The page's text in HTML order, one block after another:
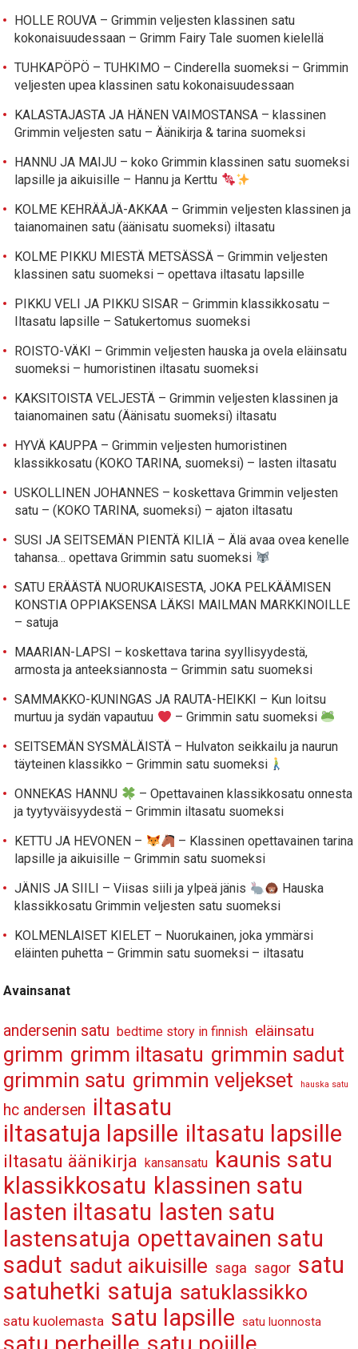
HOLLE ROUVA – Grimmin veljesten klassinen satu
kokonaisuudessaan – Grimm Fairy Tale suomen kielellä
TUHKAPÖPÖ – TUHKIMO – Cinderella suomeksi – Grimmin
veljesten upea klassinen satu kokonaisuudessaan
KALASTAJASTA JA HÄNEN VAIMOSTANSA – klassinen
Grimmin veljesten satu – Äänikirja & tarina suomeksi
HANNU JA MAIJU – koko Grimmin klassinen satu suomeksi
lapsille ja aikuisille – Hannu ja Kerttu
KOLME KEHRÄÄJÄ-AKKAA – Grimmin veljesten klassinen ja
taianomainen satu (äänisatu suomeksi) iltasatu
KOLME PIKKU MIESTÄ METSÄSSÄ – Grimmin veljesten
klassinen satu suomeksi – opettava iltasatu lapsille
PIKKU VELI JA PIKKU SISAR – Grimmin klassikkosatu –
Iltasatu lapsille – Satukertomus suomeksi
ROISTO-VÄKI – Grimmin veljesten hauska ja ovela eläinsatu
suomeksi – humoristinen iltasatu suomeksi
KAKSITOISTA VELJESTÄ – Grimmin veljesten klassinen ja
taianomainen satu (Äänisatu suomeksi) iltasatu
HYVÄ KAUPPA – Grimmin veljesten humoristinen
klassikkosatu (KOKO TARINA, suomeksi) – lasten iltasatu
USKOLLINEN JOHANNES – koskettava Grimmin veljesten
satu – (KOKO TARINA, suomeksi) – ajaton iltasatu
SUSI JA SEITSEMÄN PIENTÄ KILIÄ – Älä avaa ovea kenelle
tahansa… opettava Grimmin satu suomeksi
SATU ERÄÄSTÄ NUORUKAISESTA, JOKA PELKÄÄMISEN
KONSTIA OPPIAKSENSA LÄKSI MAILMAN MARKKINOILLE
– satuja
MAARIAN-LAPSI – koskettava tarina syyllisyydestä,
armosta ja anteeksiannosta – Grimmin satu suomeksi
SAMMAKKO-KUNINGAS JA RAUTA-HEIKKI – Kun loitsu
murtuu ja sydän vapautuu
– Grimmin satu suomeksi
SEITSEMÄN SYSMÄLÄISTÄ – Hulvaton seikkailu ja naurun
täyteinen klassikko – Grimmin satu suomeksi
ONNEKAS HANNU
– Opettavainen klassikkosatu onnesta
ja tyytyväisyydestä – Grimmin iltasatu suomeksi
KETTU JA HEVONEN –
– Klassinen opettavainen tarina
lapsille ja aikuisille – Grimmin satu suomeksi
JÄNIS JA SIILI – Viisas siili ja ylpeä jänis
Hauska
klassikkosatu Grimmin veljesten satu suomeksi
KOLMENLAISET KIELET – Nuorukainen, joka ymmärsi
eläinten puhetta – Grimmin satu suomeksi – iltasatu
Avainsanat
andersenin satu bedtime story in finnish eläinsatu
grimm grimm iltasatu grimmin sadut
grimmin satu grimmin veljekset hauska satu
hc andersen iltasatu
iltasatuja lapsille iltasatu lapsille
iltasatu äänikirja kansansatu kaunis satu
klassikkosatu klassinen satu
lasten iltasatu lasten satu
lastensatuja opettavainen satu
sadut sadut aikuisille saga sagor satu
satuhetki satuja satuklassikko
satu kuolemasta satu lapsille satu luonnosta